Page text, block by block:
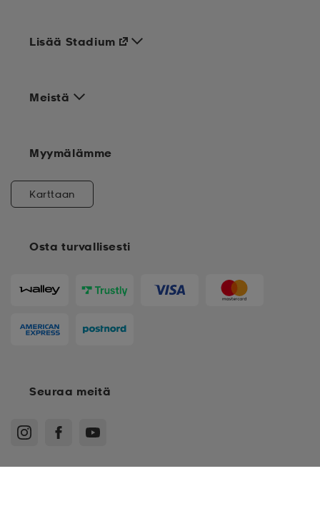
Meistä
Osta turvallisesti
Lisää Stadium
Myymälämme
Karttaan
Seuraa meitä